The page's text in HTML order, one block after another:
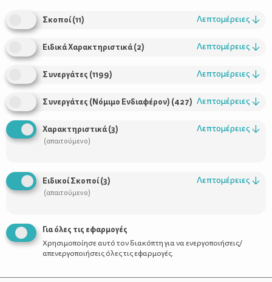
Χρήσιμοι Σύνδεσμοι
Προϊόντα
Επικοινωνία
Σκοποί(11) Λεπτομέρειες ↓
Ειδικά Χαρακτηριστικά(2) Λεπτομέρειες ↓
Συνεργάτες (1199) Λεπτομέρειες ↓
Συνεργάτες (Νόμιμο Ενδιαφέρον) (427) Λεπτομέρειες ↓
Χαρακτηριστικά(3)
(απαιτούμενο)
Λεπτομέρειες ↓
Ειδικοί Σκοποί(3)
(απαιτούμενο)
Λεπτομέρειες ↓
Για όλες τις εφαρμογές
Χρησιμοποίησε αυτό τον διακόπτη για να ενεργοποιήσεις/
απενεργοποιήσεις όλες τις εφαρμογές.